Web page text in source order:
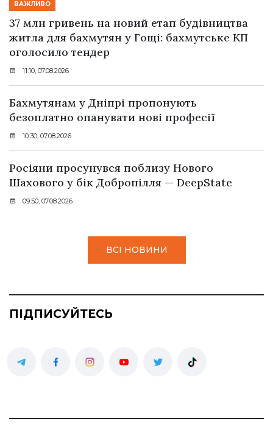
ВАЖЛИВО
37 млн гривень на новий етап будівництва
житла для бахмутян у Гощі: бахмутське КП
оголосило тендер
11:10, 07.08.2026
Бахмутянам у Дніпрі пропонують
безоплатно опанувати нові професії
10:30, 07.08.2026
Росіяни просунувся поблизу Нового
Шахового у бік Добропілля — DeepState
09:50, 07.08.2026
ВСІ НОВИНИ
ПІДПИСУЙТЕСЬ